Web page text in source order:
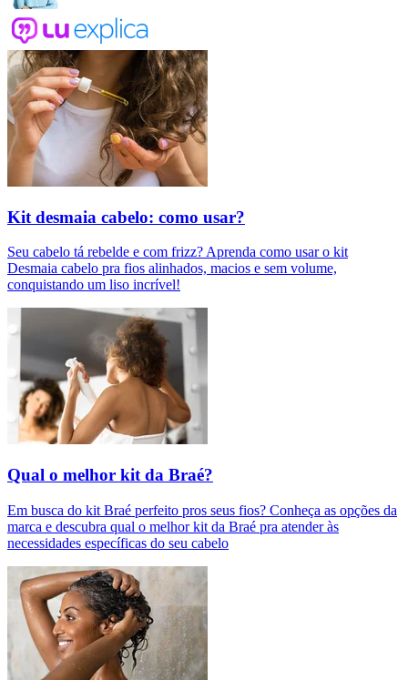
Kit desmaia cabelo: como usar?
Seu cabelo tá rebelde e com frizz? Aprenda como usar o kit
Desmaia cabelo pra fios alinhados, macios e sem volume,
conquistando um liso incrível!
Qual o melhor kit da Braé?
Em busca do kit Braé perfeito pros seus fios? Conheça as opções da
marca e descubra qual o melhor kit da Braé pra atender às
necessidades específicas do seu cabelo